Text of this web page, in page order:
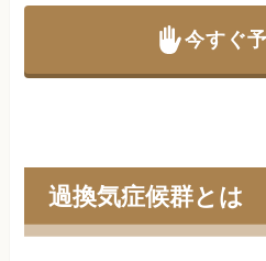
今すぐ
過換気症候群とは